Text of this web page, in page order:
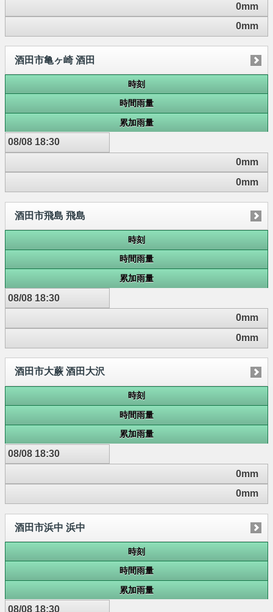
0mm
0mm
酒田市亀ヶ崎 酒田
時刻
時間雨量
累加雨量
08/08 18:30
0mm
0mm
酒田市飛島 飛島
時刻
時間雨量
累加雨量
08/08 18:30
0mm
0mm
酒田市大蕨 酒田大沢
時刻
時間雨量
累加雨量
08/08 18:30
0mm
0mm
酒田市浜中 浜中
時刻
時間雨量
累加雨量
08/08 18:30